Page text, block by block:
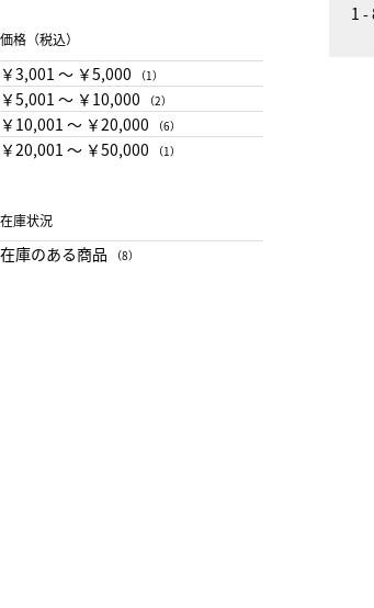
価格（税込）
￥3,001 〜 ￥5,000 （1）
￥5,001 〜 ￥10,000 （2）
￥10,001 〜 ￥20,000 （6）
￥20,001 〜 ￥50,000 （1）
在庫状況
在庫のある商品 （8）
1 -